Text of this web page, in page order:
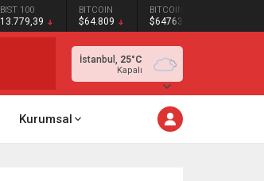
BIST 100
13.779,39
BITCOIN
$64.809
BITCOIN
$64763
İstanbul, 25°C
Kapalı
Kurumsal